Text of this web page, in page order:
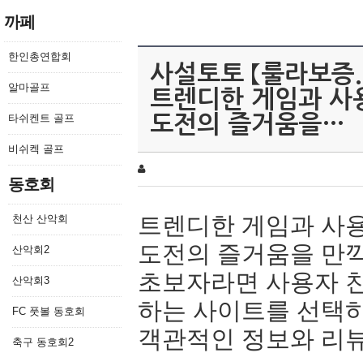
까페
한인총연합회
알마골프
타쉬켄트 골프
비쉬켁 골프
동호회
천산 산악회
산악회2
산악회3
FC 풋볼 동호회
축구 동호회2
사설토토 【룰라보
트렌디한 게임과 사
도전의 즐거움을…
트렌디한 게임과 사
도전의 즐거움을 만
초보자라면 사용자
하는 사이트를 선택
객관적인 정보와 리